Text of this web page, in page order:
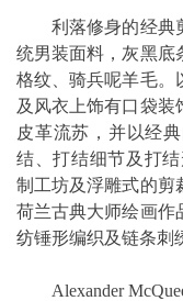
利落修身的经典剪
统男装面料，灰黑底
格纹、骑兵呢羊毛。
及风衣上饰有口袋装
皮革流苏，并以经
结、打结细节及打结
制工坊及浮雕式的剪
荷兰古典大师绘画作
纺锤形编织及链条刺
Alexander